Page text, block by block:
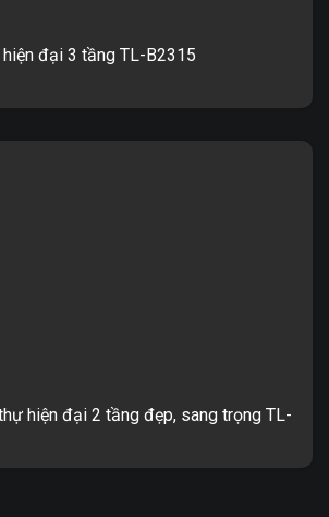
đại 3 tầng TL-B2315
hiện đại 2 tầng đẹp, sang trọng TL-